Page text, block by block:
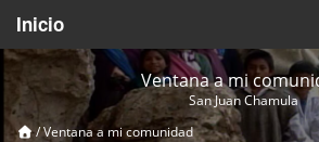
Inicio
Acerca de
Videos Temáticos
Ventana a mi
San Juan Chamula
/Ventana a mi comunidad